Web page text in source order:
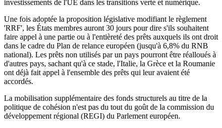
investissements de l'UE dans les transitions verte et numérique.
Une fois adoptée la proposition législative modifiant le règlement
'RRF', les États membres auront 30 jours pour dire s'ils souhaitent
faire appel à une partie ou à l'entièreté des prêts auxquels ils ont droit
dans le cadre du Plan de relance européen (jusqu'à 6,8% du RNB
national). Les prêts non utilisés par un pays pourront être réalloués à
d'autres pays, sachant qu'à ce stade, l'Italie, la Grèce et la Roumanie
ont déjà fait appel à l'ensemble des prêts qui leur avaient été
accordés.
La mobilisation supplémentaire des fonds structurels au titre de la
politique de cohésion n'est pas du tout du goût de la commission du
développement régional (REGI) du Parlement européen.